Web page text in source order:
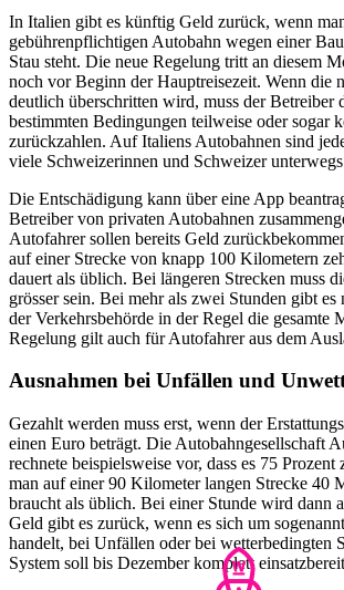
In Italien gibt es künftig Geld zurück, wenn
gebührenpflichtigen Autobahn wegen einer
Stau steht. Die neue Regelung tritt an diesem
noch vor Beginn der Hauptreisezeit. Wenn die
deutlich überschritten wird, muss der Betreiber
bestimmten Bedingungen teilweise oder sogar
zurückzahlen. Auf Italiens Autobahnen sind
viele Schweizerinnen und Schweizer
Die Entschädigung kann über eine App
Betreiber von privaten Autobahnen
Autofahrer sollen bereits Geld
auf einer Strecke von knapp 100 Kilometern
dauert als üblich. Bei längeren Strecken muss
grösser sein. Bei mehr als zwei Stunden gibt es
der Verkehrsbehörde in der Regel die gesamte
Regelung gilt auch für Autofahrer aus dem
Ausnahmen bei Unfällen und
Gezahlt werden muss erst, wenn der
einen Euro beträgt. Die Autobahngesellschaft
rechnete beispielsweise vor, dass es 75
man auf einer 90 Kilometer langen Strecke 40
braucht als üblich. Bei einer Stunde wird dann
Geld gibt es zurück, wenn es sich um
handelt, bei Unfällen oder bei wetterbedingten
System soll bis Dezember komplett